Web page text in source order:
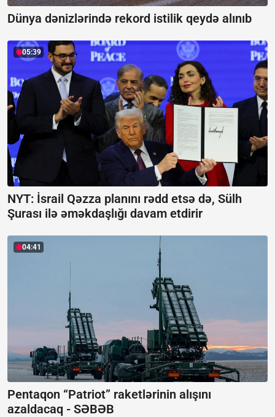
Dünya dənizlərində rekord istilik qeydə alınıb
05:39
NYT: İsrail Qəzza planını rədd etsə də, Sülh
Şurası ilə əməkdaşlığı davam etdirir
04:41
Pentaqon “Patriot” raketlərinin alışını
azaldacaq - SƏBƏB